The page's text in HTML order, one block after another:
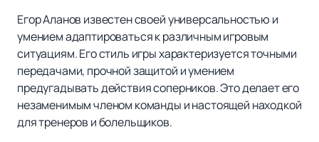
Егор Аланов известен своей универсальностью и
умением адаптироваться к различным игровым
ситуациям. Его стиль игры характеризуется точными
передачами, прочной защитой и умением
предугадывать действия соперников. Это делает его
незаменимым членом команды и настоящей находкой
для тренеров и болельщиков.